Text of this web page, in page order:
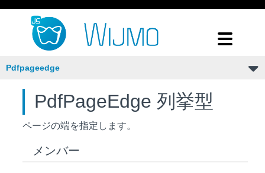
Pdfpageedge
PdfPageEdge 列挙型
ページの端を指定します。
メンバー